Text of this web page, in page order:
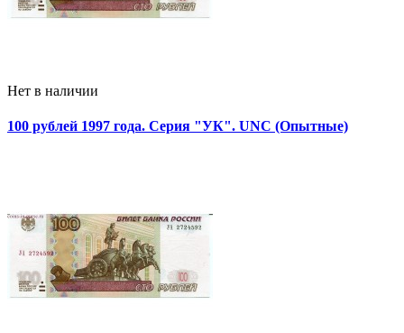
Нет в наличии
100 рублей 1997 года. Серия "УК". UNC (Опытные)